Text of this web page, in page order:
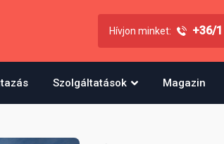
Hívjon minket: +36/
Szolgáltatások Magazin